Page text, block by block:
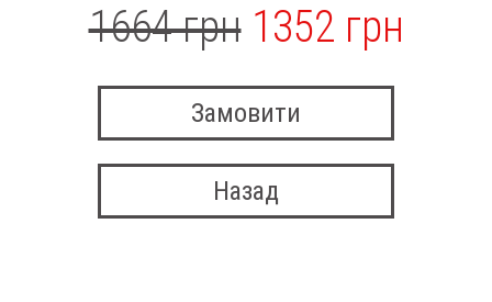
1664 грн 1352 грн
Замовити
Назад